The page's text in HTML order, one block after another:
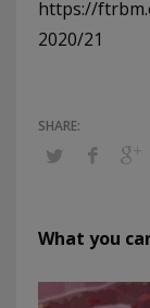
https://
2020/21
What you